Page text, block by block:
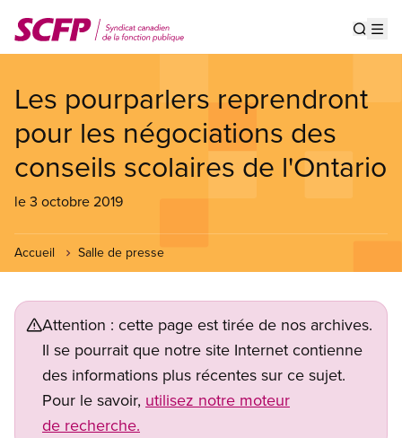
au
contenu
Les pourparlers reprendront
pour les négociations des
conseils scolaires de l'Ontario
le 3 octobre 2019
Accueil Salle de presse
Attention : cette page est tirée de nos archives.
Il se pourrait que notre site Internet contienne
des informations plus récentes sur ce sujet.
Pour le savoir, utilisez notre moteur
de recherche.